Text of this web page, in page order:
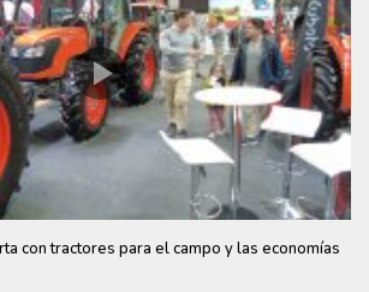
con tractores para el campo y las economías